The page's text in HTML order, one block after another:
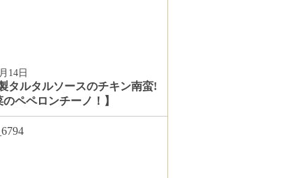
14日
タルタルソースのチキン南蛮!
ペペロンチーノ！】